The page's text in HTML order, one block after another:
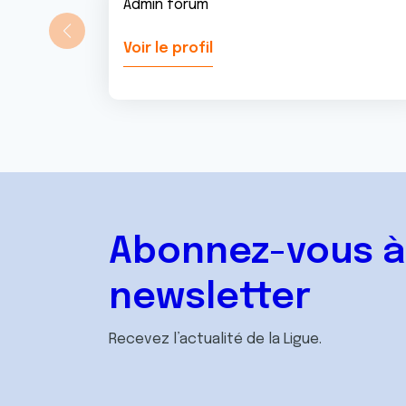
Admin forum
Voir le profil
Abonnez-vous
newsletter
Recevez l’actualité de la Ligue.